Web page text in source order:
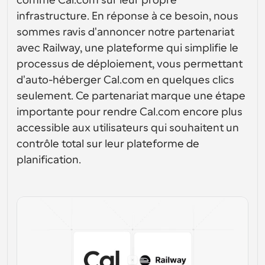
Solutions de planification de niveau entreprise
d'utilisation
Recrutement
Ventes
humaines
Soutien
Santé
Télésanté
Essayez Cal.ai maintenant !
Créez vos propres intégrations avec notre API publique
Composants de planification
Utilisez nos atomes React pour ajouter la planification à
votre application.
Créer un client OAuth
Intégrez Cal.com en utilisant OAuth
conception d’interfaces utilisateur
App Store
Intégrez-vous à vos applications préférées
Événements Collectifs
Planifier des événements avec plusieurs participants
Documents d'aide
Besoin d'en savoir plus sur notre système ? Consultez la
documentation d'aide.
Intégrer
Accepter les paiements pour les réservations
infrastructure. En réponse à ce besoin, nous
sommes ravis d'annoncer notre partenariat
avec Railway, une plateforme qui simplifie le
processus de déploiement, vous permettant
d'auto-héberger Cal.com en quelques clics
seulement. Ce partenariat marque une étape
importante pour rendre Cal.com encore plus
accessible aux utilisateurs qui souhaitent un
contrôle total sur leur plateforme de
planification.